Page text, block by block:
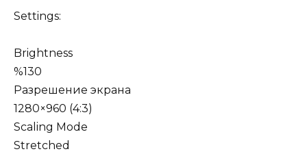
Settings:
Brightness
%130
Разрешение экрана
1280×960 (4:3)
Scaling Mode
Stretched